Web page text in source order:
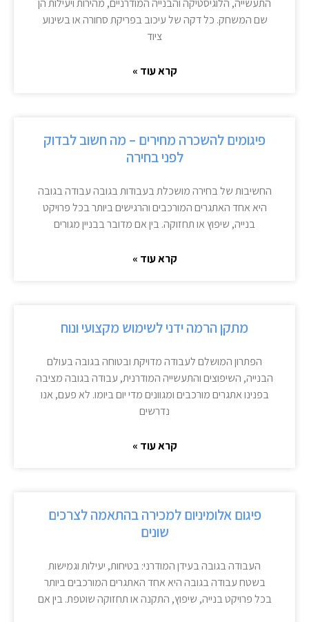
התעשייה, הלוגיסטיקה והבנייה המודרניים, מהירות ויעילות הן
שם המשחק. כל דקה של עיכוב בפריקת סחורה או בשינוע
ציוד
קרא עוד »
פיגומים להשכרה מחירים – מה חשוב לבדוק
לפני בחירה
החשיבות של בחירה מושכלת בעבודות בגובה עבודה בגובה
היא אחד האתגרים המורכבים והרגישים ביותר בכל פרויקט
בנייה, שיפוץ או תחזוקה. בין אם מדובר בבניין מגורים
קרא עוד »
מתקן הרמה ידני לשימוש מקצועי ונוח
הפתרון המושלם לעבודה מדויקת ובטוחה בגובה בעולם
הבנייה, השיפוצים והתעשייה המודרנית, עבודה בגובה מציבה
בפנינו אתגרים מורכבים ומגוונים מדי יום ביומו. לא פעם, אנו
נדרשים
קרא עוד »
פיגום אלומיניום למכירה בהתאמה לצרכים
שונים
העבודה בגובה בעידן המודרני: בטיחות, יעילות וגמישות
בשטח עבודה בגובה היא אחד האתגרים המורכבים ביותר
בכל פרויקט בנייה, שיפוץ, התקנה או תחזוקה שוטפת. בין אם